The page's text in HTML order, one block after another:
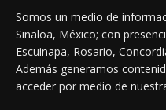
Somos un medio de
Sinaloa, México; con
Escuinapa, Rosario,
Además generamos
acceder por medio de